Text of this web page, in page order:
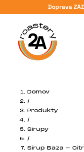
Doprava
Domov
/
Produkty
/
Sirupy
/
Sirup Baza -